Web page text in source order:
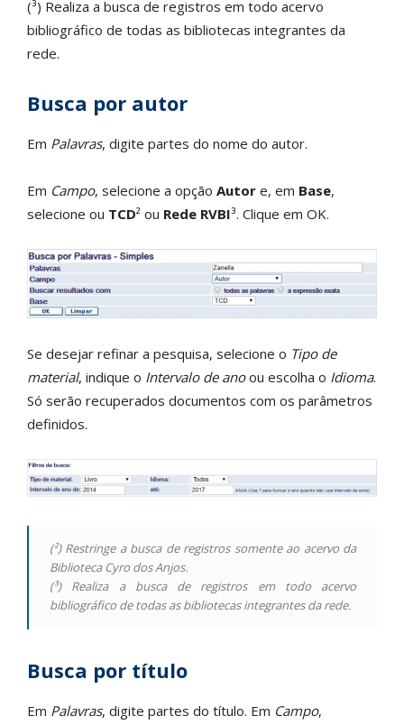
(³) Realiza a busca de registros em todo acervo
bibliográfico de todas as bibliotecas integrantes da
rede.
Busca por autor
Em Palavras, digite partes do nome do autor.
Em Campo, selecione a opção Autor e, em Base,
selecione ou TCD² ou Rede RVBI³. Clique em OK.
Se desejar refinar a pesquisa, selecione o Tipo de
material, indique o Intervalo de anoou escolha o Idioma.
Só serão recuperados documentos com os parâmetros
definidos.
(²) Restringe a busca de registros somente ao acervo da
Biblioteca Cyro dos Anjos.
(³) Realiza a busca de registros em todo acervo
bibliográfico de todas as bibliotecas integrantes da rede.
Busca por título
Em Palavras, digite partes do título. Em Campo,